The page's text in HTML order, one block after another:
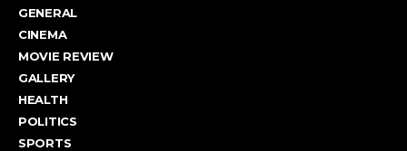
GENERAL
CINEMA
MOVIE REVIEW
GALLERY
HEALTH
POLITICS
SPORTS